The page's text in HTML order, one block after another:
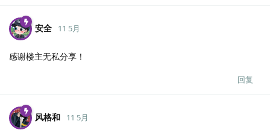
安全 11 5月
感谢楼主无私分享！
回复
风格和 11 5月